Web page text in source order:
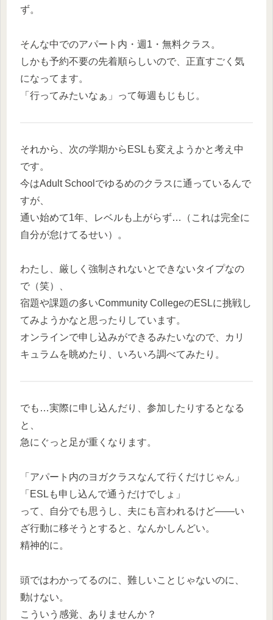
ず。
そんな中でのアパート内・週1・無料クラス。
しかも予約不要の先着順らしいので、正直すごく気
になってます。
「行ってみたいなぁ」って毎週もじもじ。
それから、次の学期からESLも変えようかと考え中
です。
今はAdult Schoolでゆるめのクラスに通っているんで
すが、
通い始めて1年、レベルも上がらず…（これは完全に
自分が怠けてるせい）。
わたし、厳しく強制されないとできないタイプなの
で（笑）、
宿題や課題の多いCommunity CollegeのESLに挑戦し
てみようかなと思ったりしています。
オンラインで申し込みができるみたいなので、カリ
キュラムを眺めたり、いろいろ調べてみたり。
でも…実際に申し込んだり、参加したりするとなる
と、
急にぐっと足が重くなります。
「アパート内のヨガクラスなんて行くだけじゃん」
「ESLも申し込んで通うだけでしょ」
って、自分でも思うし、夫にも言われるけど――い
ざ行動に移そうとすると、なんかしんどい。
精神的に。
頭ではわかってるのに、難しいことじゃないのに、
動けない。
こういう感覚、ありませんか？